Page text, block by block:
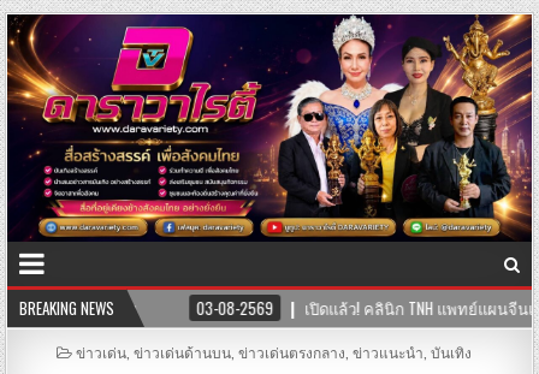
BREAKING NEWS
คลินิก TNH แพทย์แผนจีนและแพทย์แผนไทย พร้อมให้บริการสุขภาพแบบองค์รว
POSTED
ข่าวเด่น, ข่าวเด่นด้านบน, ข่าวเด่นตรงกลาง ข่าวแนะนำ บันเทิง